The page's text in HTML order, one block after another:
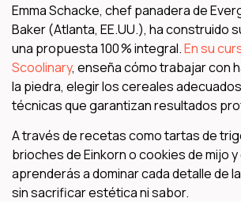
Emma Schacke, chef panadera de
Baker (Atlanta, EE.UU.), ha construido
una propuesta 100 % integral.En su
Scoolinary, enseña cómo trabajar con
la piedra, elegir los cereales
técnicas que garantizan resultados
A través de recetas como tartas de
brioches de Einkorn o cookies de mijo
aprenderás a dominar cada detalle de
sin sacrificar estética ni sabor.